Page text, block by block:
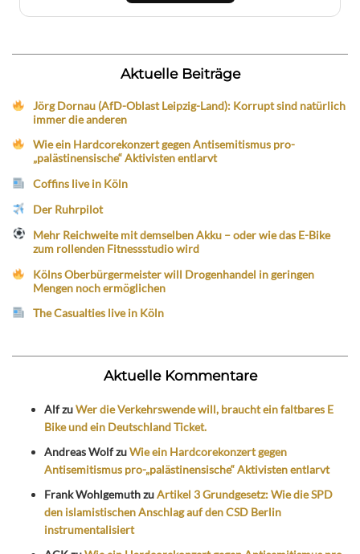
Aktuelle Beiträge
Jörg Dornau (AfD-Oblast Leipzig-Land): Korrupt sind natürlich
immer die anderen
Wie ein Hardcorekonzert gegen Antisemitismus pro-
„palästinensische“ Aktivisten entlarvt
Coffins live in Köln
Der Ruhrpilot
Mehr Reichweite mit demselben Akku – oder wie das E-Bike
zum rollenden Fitnessstudio wird
Kölns Oberbürgermeister will Drogenhandel in geringen
Mengen noch ermöglichen
The Casualties live in Köln
Aktuelle Kommentare
AlfzuWer die Verkehrswende will, braucht ein faltbares E
Bike und ein Deutschland Ticket.
Andreas WolfzuWie ein Hardcorekonzert gegen
Antisemitismus pro-„palästinensische“ Aktivisten entlarvt
Frank WohlgemuthzuArtikel 3 Grundgesetz: Wie die SPD
den islamistischen Anschlag auf den CSD Berlin
instrumentalisiert